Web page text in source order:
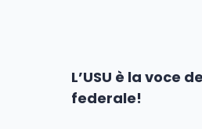
L’USU è la voce
federale!